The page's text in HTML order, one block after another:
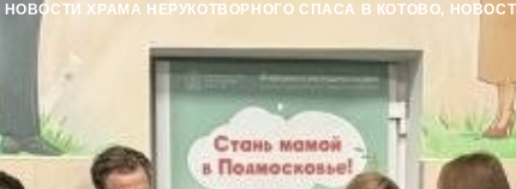
НОВОСТИ ХРАМА НЕРУКОТВОРНОГО СПАСА В КОТОВО,